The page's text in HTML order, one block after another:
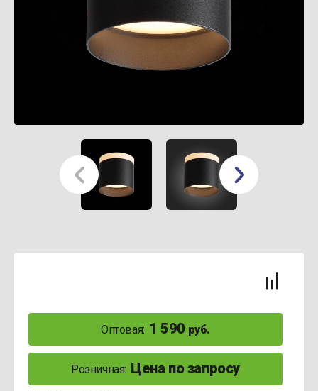
Оптовая: 1 590 руб.
Розничная: Цена по запросу